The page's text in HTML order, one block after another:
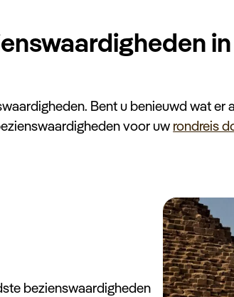
in
Bent u benieuwd wat er
voor uw rondreis
bezienswaardigheden